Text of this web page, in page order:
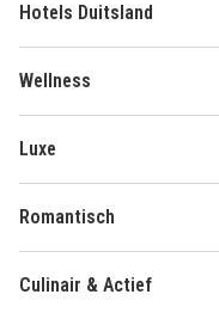
Hotels Duitsland
Wellness
Luxe
Romantisch
Culinair & Actief